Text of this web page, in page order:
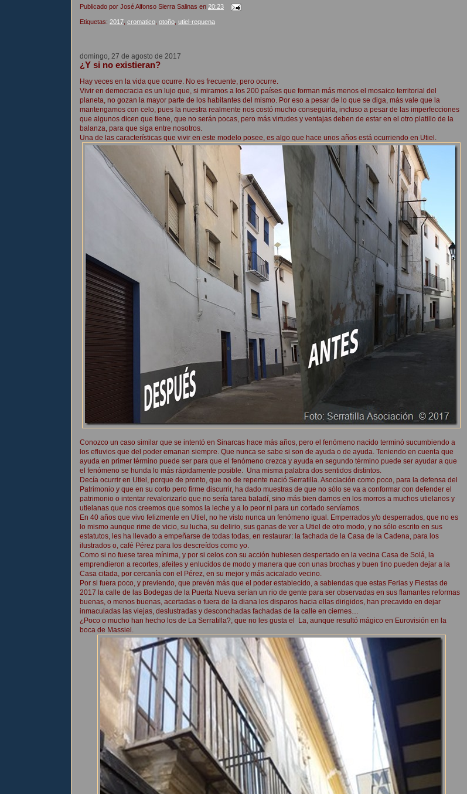
Publicado por José Alfonso Sierra Salinas en 20:23
Etiquetas: 2017 cromatico otoño utiel-requena
domingo, 27 de agosto de 2017
¿Y si no existieran?
Hay veces en la vida que ocurre. No es frecuente, pero ocurre.
Vivir en democracia es un lujo que, si miramos a los 200 países que forman más menos el mosaico territorial del
planeta, no gozan la mayor parte de los habitantes del mismo. Por eso a pesar de lo que se diga, más vale que la
mantengamos con celo, pues la nuestra realmente nos costó mucho conseguirla, incluso a pesar de las imperfecciones
que algunos dicen que tiene, que no serán pocas, pero más virtudes y ventajas deben de estar en el otro platillo de la
balanza, para que siga entre nosotros.
Una de las características que vivir en este modelo posee, es algo que hace unos años está ocurriendo en Utiel.
Conozco un caso similar que se intentó en Sinarcas hace más años, pero el fenómeno nacido terminó sucumbiendo a
los efluvios que del poder emanan siempre. Que nunca se sabe si son de ayuda o de ayuda. Teniendo en cuenta que
ayuda en primer término puede ser para que el fenómeno crezca y ayuda en segundo término puede ser ayudar a que
el fenómeno se hunda lo más rápidamente posible. Una misma palabra dos sentidos distintos.
Decía ocurrir en Utiel, porque de pronto, que no de repente nació Serratilla. Asociación como poco, para la defensa del
Patrimonio y que en su corto pero firme discurrir, ha dado muestras de que no sólo se va a conformar con defender el
patrimonio o intentar revalorizarlo que no sería tarea baladí, sino más bien darnos en los morros a muchos utielanos y
utielanas que nos creemos que somos la leche y a lo peor ni para un cortado servíamos.
En 40 años que vivo felizmente en Utiel, no he visto nunca un fenómeno igual. Emperrados y/o desperrados, que no es
lo mismo aunque rime de vicio, su lucha, su delirio, sus ganas de ver a Utiel de otro modo, y no sólo escrito en sus
estatutos, les ha llevado a empeñarse de todas todas, en restaurar: la fachada de la Casa de la Cadena, para los
ilustrados o, café Pérez para los descreídos como yo.
Como si no fuese tarea mínima, y por si celos con su acción hubiesen despertado en la vecina Casa de Solá, la
emprendieron a recortes, afeites y enlucidos de modo y manera que con unas brochas y buen tino pueden dejar a la
Casa citada, por cercanía con el Pérez, en su mejor y más acicalado vecino.
Por si fuera poco, y previendo, que prevén más que el poder establecido, a sabiendas que estas Ferias y Fiestas de
2017 la calle de las Bodegas de la Puerta Nueva serían un rio de gente para ser observadas en sus flamantes reformas
buenas, o menos buenas, acertadas o fuera de la diana los disparos hacia ellas dirigidos, han precavido en dejar
inmaculadas las viejas, deslustradas y desconchadas fachadas de la calle en ciernes…
¿Poco o mucho han hecho los de La Serratilla?, que no les gusta el La, aunque resultó mágico en Eurovisión en la
boca de Massiel.